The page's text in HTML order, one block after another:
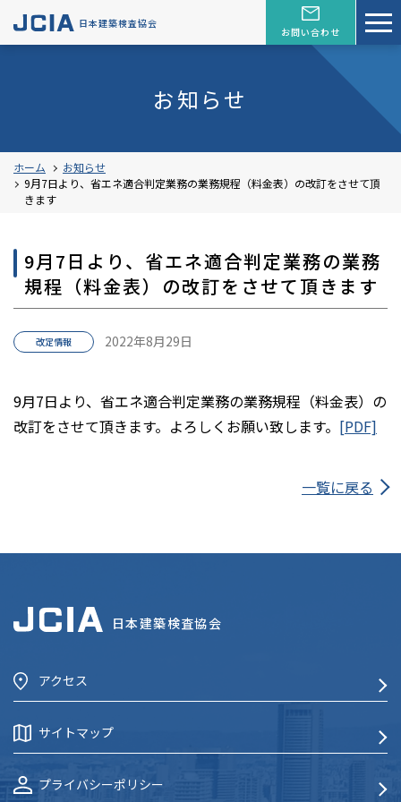
日本建築検査協会
お問い合わせ
お知らせ
ホーム
お知らせ
9月7日より、省エネ適合判定業務の業務規程（料金表）の改訂をさせて頂
きます
9月7日より、省エネ適合判定業務の業務
規程（料金表）の改訂をさせて頂きます
改定情報 2022年8月29日
9月7日より、省エネ適合判定業務の業務規程（料金表）の
改訂をさせて頂きます。よろしくお願い致します。 [PDF]
一覧に戻る
日本建築検査協会
アクセス
サイトマップ
プライバシーポリシー